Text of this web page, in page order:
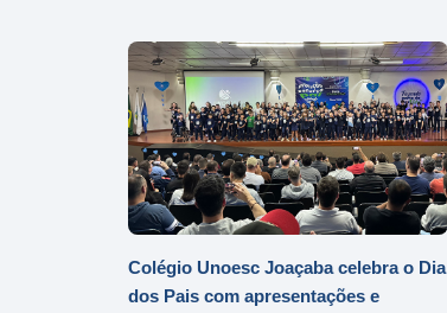
Colégio Unoesc Joaçaba celebra o Dia
dos Pais com apresentações e